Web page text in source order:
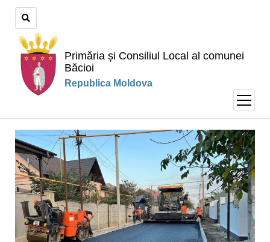
Primăria și Consiliul Local al comunei
Băcioi
Republica Moldova
open
menu